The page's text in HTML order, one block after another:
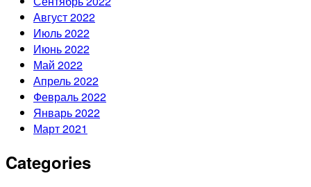
Август 2022
Июль 2022
Июнь 2022
Май 2022
Апрель 2022
Февраль 2022
Январь 2022
Март 2021
Categories